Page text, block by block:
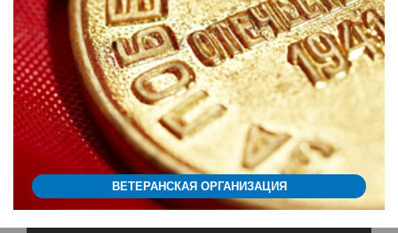
ВЕТЕРАНСКАЯ ОРГАНИЗАЦИЯ